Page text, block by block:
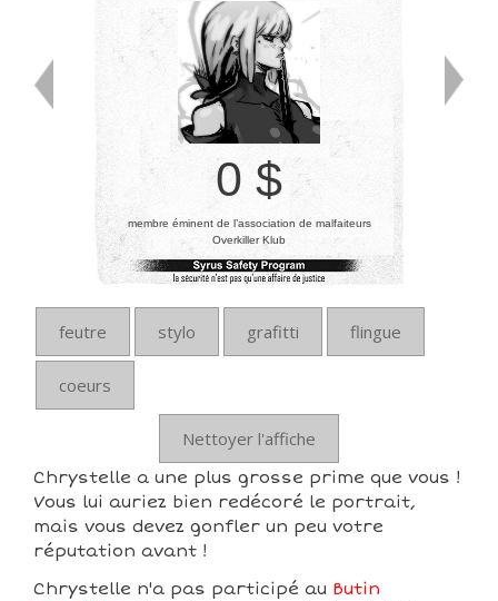
0 $
membre éminent de l’association de malfaiteurs
Overkiller Klub
feutre stylo grafitti flingue
coeurs
Nettoyer l'affiche
Chrystelle a une plus grosse prime que vous !
Vous lui auriez bien redécoré le portrait,
mais vous devez gonfler un peu votre
réputation avant !
Chrystelle n'a pas participé au Butin